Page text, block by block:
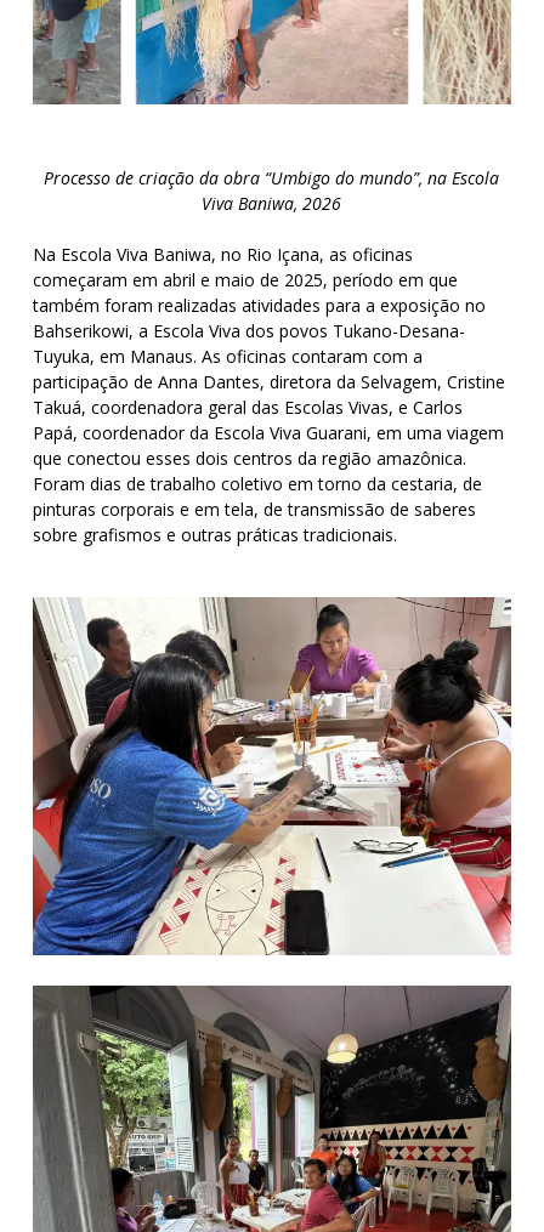
Processo de criação da obra “Umbigo do mundo”, na Escola
Viva Baniwa, 2026
Na Escola Viva Baniwa, no Rio Içana, as oficinas
começaram em abril e maio de 2025, período em que
também foram realizadas atividades para a exposição no
Bahserikowi, a Escola Viva dos povos Tukano-Desana-
Tuyuka, em Manaus. As oficinas contaram com a
participação de Anna Dantes, diretora da Selvagem, Cristine
Takuá, coordenadora geral das Escolas Vivas, e Carlos
Papá, coordenador da Escola Viva Guarani, em uma viagem
que conectou esses dois centros da região amazônica.
Foram dias de trabalho coletivo em torno da cestaria, de
pinturas corporais e em tela, de transmissão de saberes
sobre grafismos e outras práticas tradicionais.